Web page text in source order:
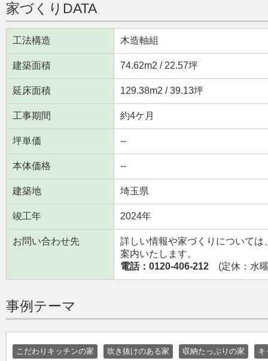
家づくりDATA
工法構造 木造軸組
建築面積 74.62m2 / 22.57坪
延床面積 129.38m2 / 39.13坪
工事期間 約4ケ月
坪単価 --
本体価格 --
建築地 埼玉県
竣工年 2024年
お問い合わせ先
詳しい情報や家づくりについて
案内いたします。
電話：0120-406-212 (定休：水
事例テーマ
こだわりキッチンの家 吹き抜けのある家 収納たっぷりの家 キ